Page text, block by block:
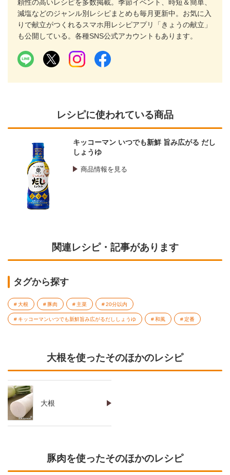
頼性の高いレシピを多数掲載。季節イベント、時短＆簡単、
減塩などのジャンル別レシピまとめも毎月更新中。お気に入
りで献立がつくれるスマホ用レシピアプリ「きょうの献立」
も公開している。各種SNS公式アカウントもあります。
レシピに使われている商品
キッコーマン いつでも新鮮 旨み広がる だし
しょうゆ
商品情報を見る
関連レシピ・記事があります
タグから探す
大根 豚肉 主菜 20分以内
キッコーマンいつでも新鮮旨み広がるだししょうゆ 和風 定番
大根を使ったそのほかのレシピ
大根
豚肉を使ったそのほかのレシピ